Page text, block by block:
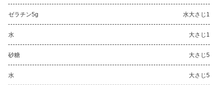
ゼラチン5g 水大さじ1
水 大さじ1
砂糖 大さじ5
水 大さじ5